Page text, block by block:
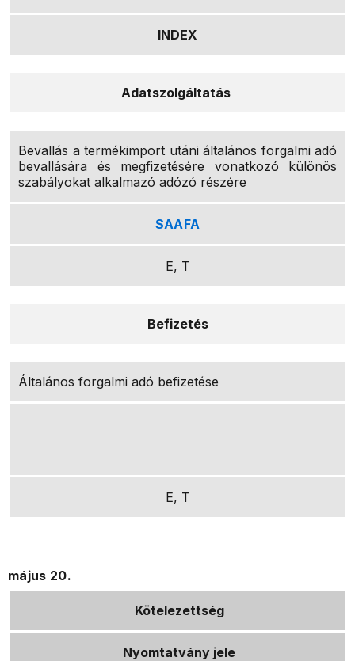
INDEX
Adatszolgáltatás
Bevallás a termékimport utáni általános forgalmi adó
bevallására és megfizetésére vonatkozó különös
szabályokat alkalmazó adózó részére
SAAFA
E, T
Befizetés
Általános forgalmi adó befizetése
E, T
május 20.
Kötelezettség
Nyomtatvány jele